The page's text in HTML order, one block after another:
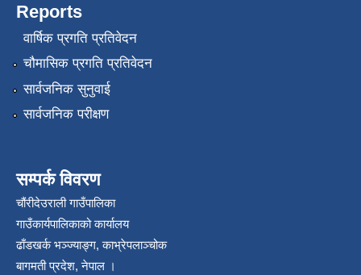
Reports
वार्षिक प्रगति प्रतिवेदन
चौमासिक प्रगति प्रतिवेदन
सार्वजनिक सुनुवाई
सार्वजनिक परीक्षण
सम्पर्क विवरण
चौंरीदेउराली गाउँपालिका
गाउँकार्यपालिकाको कार्यालय
ढाँडखर्क भञ्ज्याङ्ग, काभ्रेपलाञ्‍चोक
बागमती प्रदेश, नेपाल ।